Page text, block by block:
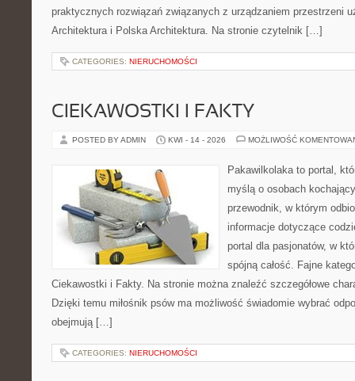
praktycznych rozwiązań związanych z urządzaniem przestrzeni
Architektura i Polska Architektura. Na stronie czytelnik […]
CATEGORIES: NIERUCHOMOŚCI
CIEKAWOSTKI I FAKTY
POSTED BY ADMIN KWI - 14 - 2026 MOŻLIWOŚĆ
Pakawilkolaka to portal,
myślą o osobach
przewodnik, w którym
informacje dotyczące
portal dla pasjonatów, w
spójną całość. Fajne
Ciekawostki i Fakty. Na stronie można znaleźć szczegółowe
Dzięki temu miłośnik psów ma możliwość świadomie wybrać
obejmują […]
CATEGORIES: NIERUCHOMOŚCI